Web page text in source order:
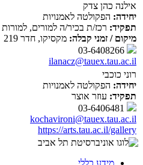
אילנה כהן צדק
יחידה: הפקולטה לאמנויות
תפקיד: רכז/ת בכיר/ה למורים, למורות
מיקום / זמני קבלה: מקסיקו, חדר 219
ilanacz@tauex.tau.ac.il
רוני כוכבי
יחידה: הפקולטה לאמנויות
תפקיד: עוזר אוצר
kochavironi@tauex.tau.ac.il
https://arts.tau.ac.il/gallery